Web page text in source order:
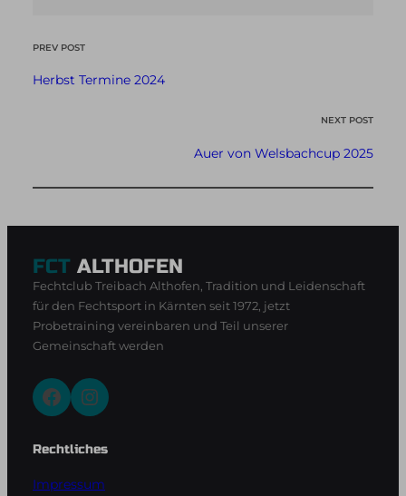
PREV POST
Herbst Termine 2024
NEXT POST
Auer von Welsbachcup 2025
FCT ALTHOFEN
Fechtclub Treibach Althofen, Tradition und Leidenschaft
für den Fechtsport in Kärnten seit 1972, jetzt
Probetraining vereinbaren und Teil unserer
Gemeinschaft werden
Facebook Instagram
Rechtliches
Impressum